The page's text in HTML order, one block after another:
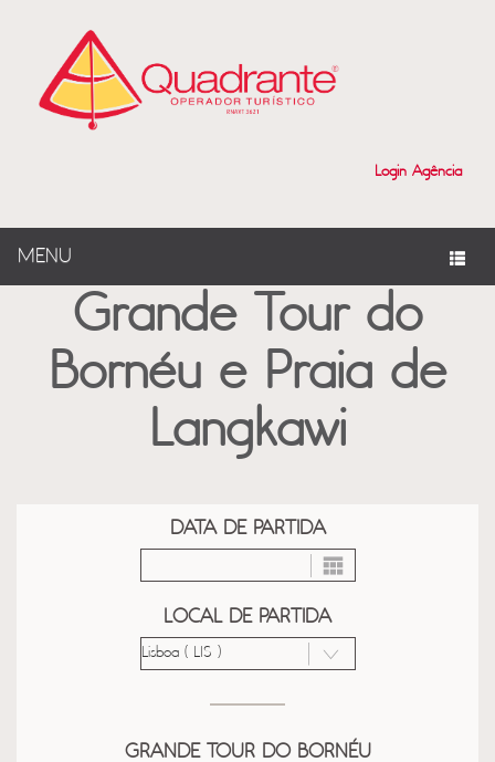
Login Agência
MENU
Grande Tour do
Bornéu e Praia de
Langkawi
DATA DE PARTIDA
LOCAL DE PARTIDA
GRANDE TOUR DO BORNÉU